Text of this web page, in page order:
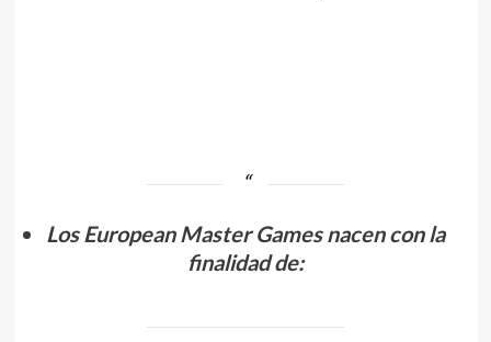
Los European Master Gamesnacen con la
finalidad de: